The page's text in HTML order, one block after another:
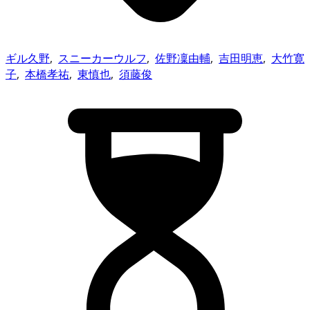
ギル久野, スニーカーウルフ, 佐野凜由輔, 吉田明恵, 大竹寛
子, 本橋孝祐, 東慎也, 須藤俊